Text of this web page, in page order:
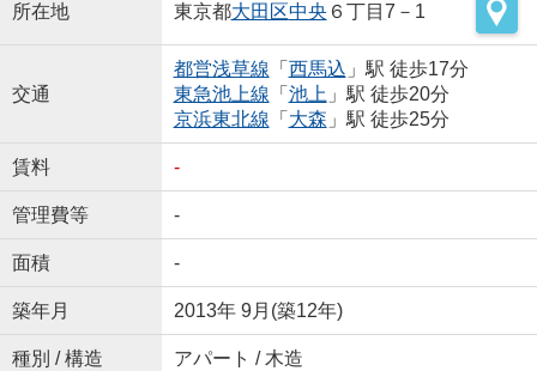
所在地 東京都大田区中央 ６丁目7－1
交通
都営浅草線 「 西馬込 」駅 徒歩17分
東急池上線 「 池上 」駅 徒歩20分
京浜東北線 「 大森 」駅 徒歩25分
賃料 -
管理費等 -
面積 -
築年月 2013年 9月(築12年)
種別 / 構造 アパート / 木造